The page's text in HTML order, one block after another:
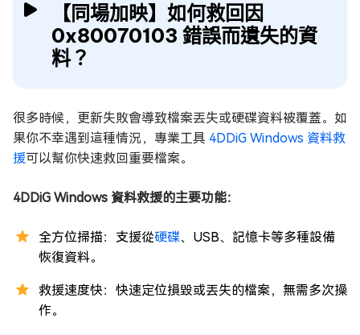
【同場加映】如何救回因
0x80070103 錯誤而遺失的資
料？
很多時候，更新失敗會導致檔案丟失或硬碟資料被覆蓋。如
果你不幸遇到這種情況，專業工具 4DDiG Windows 資料救
援可以幫你快速救回重要檔案。
4DDiG Windows 資料救援的主要功能：
全方位掃描：支援從硬碟、USB、記憶卡等多種設備
恢復資料。
救援速度快：快速定位損毀或丟失的檔案，無需多次操
作。